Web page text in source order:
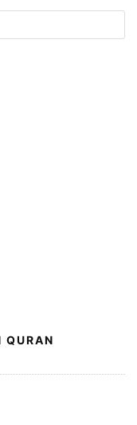
QURAN